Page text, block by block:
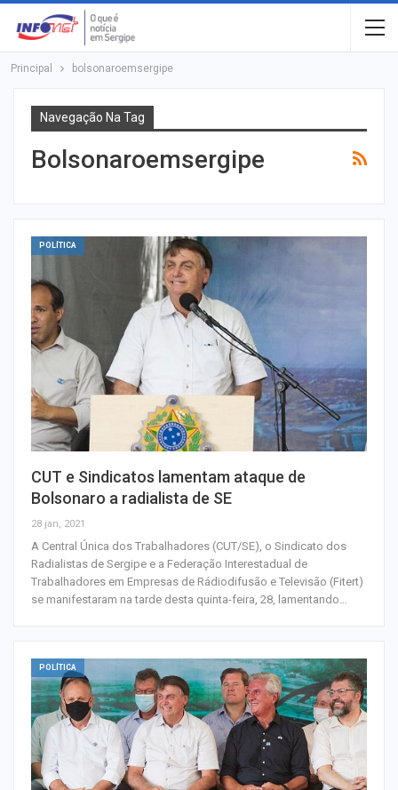
Principal bolsonaroemsergipe
Navegação Na Tag
Bolsonaroemsergipe
POLÍTICA
CUT e Sindicatos lamentam ataque de
Bolsonaro a radialista de SE
28 jan, 2021
A Central Única dos Trabalhadores (CUT/SE), o Sindicato dos
Radialistas de Sergipe e a Federação Interestadual de
Trabalhadores em Empresas de Rádiodifusão e Televisão (Fitert)
se manifestaram na tarde desta quinta-feira, 28, lamentando…
POLÍTICA